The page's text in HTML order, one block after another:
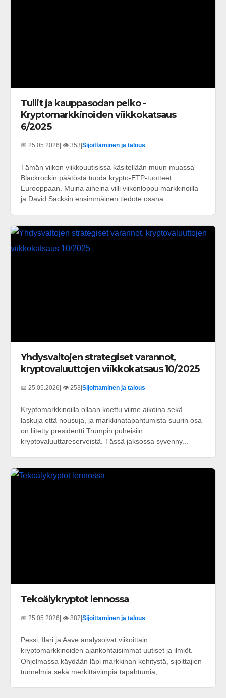
Tullit ja kauppasodan pelko -
Kryptomarkkinoiden viikkokatsaus
6/2025
📅 25.05.2026 | 👁️ 353 Sijoittaminen ja talous
Tämän viikon viikkouutisissa käsitellään muun muassa
Blackrockin päätöstä tuoda krypto-ETP-tuotteet
Eurooppaan. Muina aiheina villi viikonloppu markkinoilla
ja David Sacksin ensimmäinen tiedote osana ...
Yhdysvaltojen strategiset varannot,
kryptovaluuttojen viikkokatsaus 10/2025
📅 25.05.2026| 👁️ 253|Sijoittaminen ja talous
Kryptomarkkinoilla ollaan koettu viime aikoina sekä
laskuja että nousuja, ja markkinatapahtumista suurin osa
on liitetty presidentti Trumpin puheisiin
kryptovaluuttareserveistä. Tässä jaksossa syvenny...
Tekoälykryptot lennossa
📅 25.05.2026 | 👁️ 887 Sijoittaminen ja talous
Pessi, Ilari ja Aave analysoivat viikoittain
kryptomarkkinoiden ajankohtaisimmat uutiset ja ilmiöt.
Ohjelmassa käydään läpi markkinan kehitystä, sijoittajien
tunnelmia sekä merkittävimpiä tapahtumia, ...